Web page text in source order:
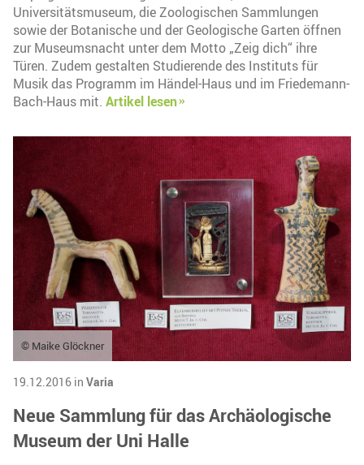
Universitätsmuseum, die Zoologischen Sammlungen
sowie der Botanische und der Geologische Garten öffnen
zur Museumsnacht unter dem Motto „Zeig dich“ ihre
Türen. Zudem gestalten Studierende des Instituts für
Musik das Programm im Händel-Haus und im Friedemann-
Bach-Haus mit. Artikel lesen
© Maike Glöckner
19.12.2016 in Varia
Neue Sammlung für das Archäologische
Museum der Uni Halle